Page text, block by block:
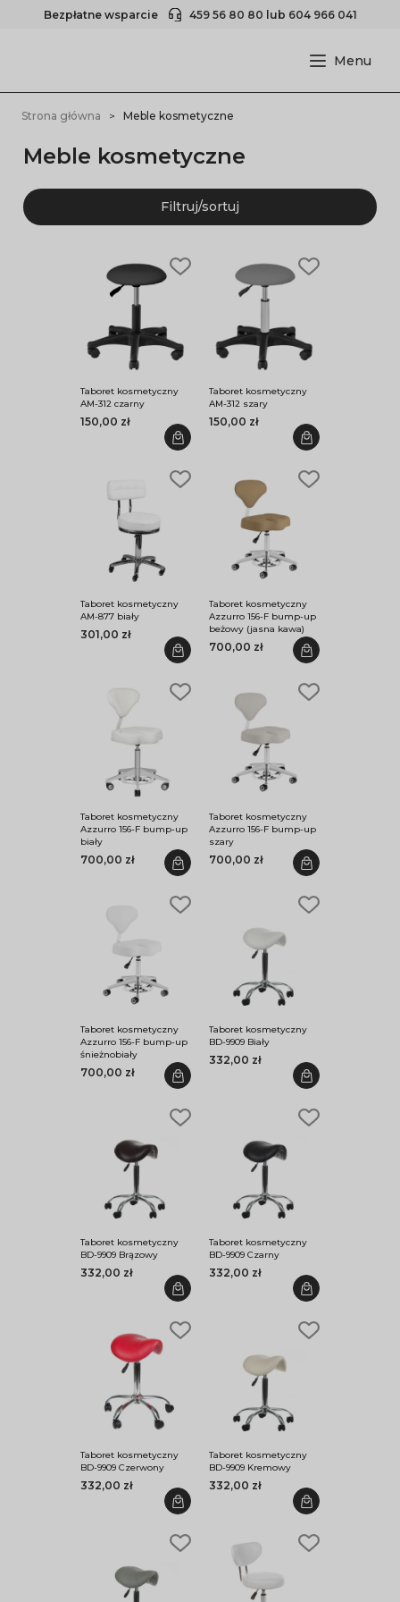
Bezpłatne wsparcie 459 56 80 80 lub 604 966 041
Strona główna Meble kosmetyczne
Meble kosmetyczne
Filtruj/sortuj
Taboret kosmetyczny
AM-312 czarny
150,00 zł
Taboret kosmetyczny
AM-312 szary
150,00 zł
Taboret kosmetyczny
AM-877 biały
301,00 zł
Taboret kosmetyczny
Azzurro 156-F bump-up
beżowy (jasna kawa)
700,00 zł
Taboret kosmetyczny
Azzurro 156-F bump-up
biały
700,00 zł
Taboret kosmetyczny
Azzurro 156-F bump-up
szary
700,00 zł
Taboret kosmetyczny
Azzurro 156-F bump-up
śnieżnobiały
700,00 zł
Taboret kosmetyczny
BD-9909 Biały
332,00 zł
Taboret kosmetyczny
BD-9909 Brązowy
332,00 zł
Taboret kosmetyczny
BD-9909 Czarny
332,00 zł
Taboret kosmetyczny
BD-9909 Czerwony
332,00 zł
Taboret kosmetyczny
BD-9909 Kremowy
332,00 zł